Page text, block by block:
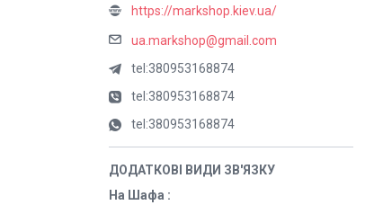
https://markshop.kiev.ua/
ua.markshop@gmail.com
tel:380953168874
tel:380953168874
tel:380953168874
На Шафа